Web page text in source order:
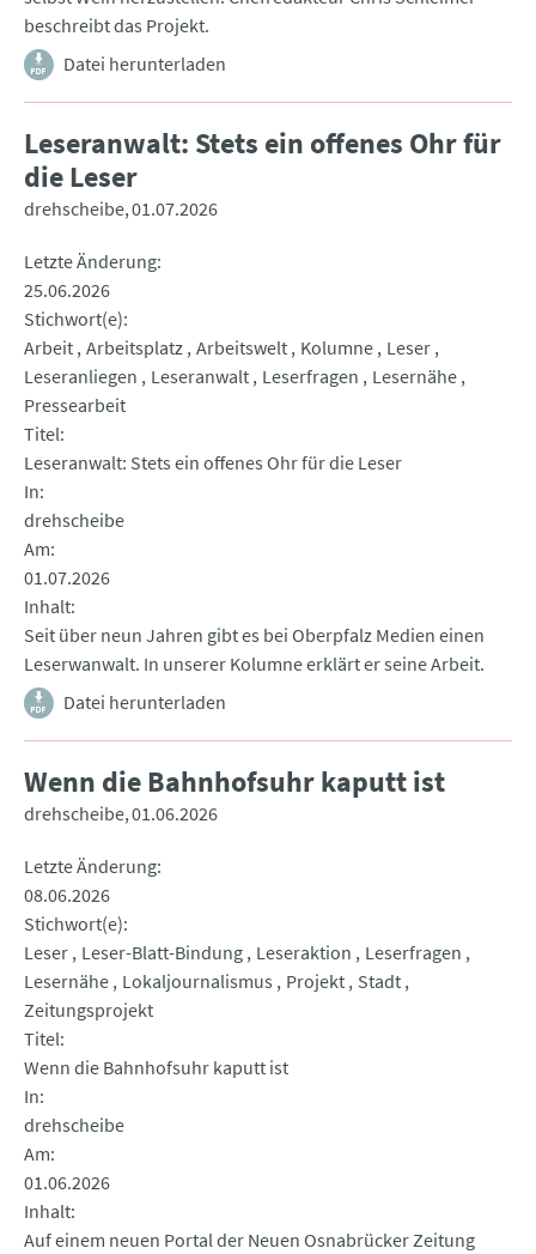
beschreibt das Projekt.
Datei herunterladen
Leseranwalt: Stets ein offenes Ohr für
die Leser
drehscheibe 01.07.2026
Letzte Änderung
25.06.2026
Stichwort(e)
Arbeit Arbeitsplatz Arbeitswelt Kolumne Leser
Leseranliegen
Leseranwalt Leserfragen
Lesernähe
Pressearbeit
Titel
Leseranwalt: Stets ein offenes Ohr für die Leser
In
drehscheibe
Am
01.07.2026
Inhalt
Seit über neun Jahren gibt es bei Oberpfalz Medien einen
Leserwanwalt. In unserer Kolumne erklärt er seine Arbeit.
Datei herunterladen
Wenn die Bahnhofsuhr kaputt ist
drehscheibe 01.06.2026
Letzte Änderung
08.06.2026
Stichwort(e)
Leser Leser-Blatt-Bindung Leseraktion
Leserfragen
Lesernähe Lokaljournalismus Projekt Stadt
Zeitungsprojekt
Titel
Wenn die Bahnhofsuhr kaputt ist
In
drehscheibe
Am
01.06.2026
Inhalt
Auf einem neuen Portal der Neuen Osnabrücker Zeitung